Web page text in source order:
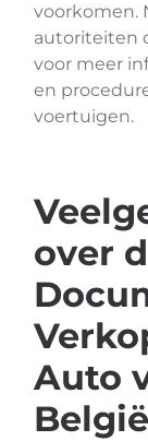
voorkomen.
autoriteiten
voor meer
en
voertuigen.
over
Auto
België